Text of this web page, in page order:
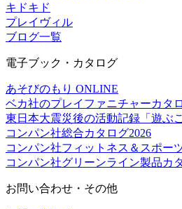
キドキド
プレイヴィル
ブログ一覧
電子ブック・カタログ
あそびのもり ONLINE
ベカ社のプレイファニチャーカタ
東日本大震災後の活動記録「遊ぶ
コンパン社総合カタログ2026
コンパン社フィットネス＆スポー
コンパン社グリーンライン製品カ
お問い合わせ・その他